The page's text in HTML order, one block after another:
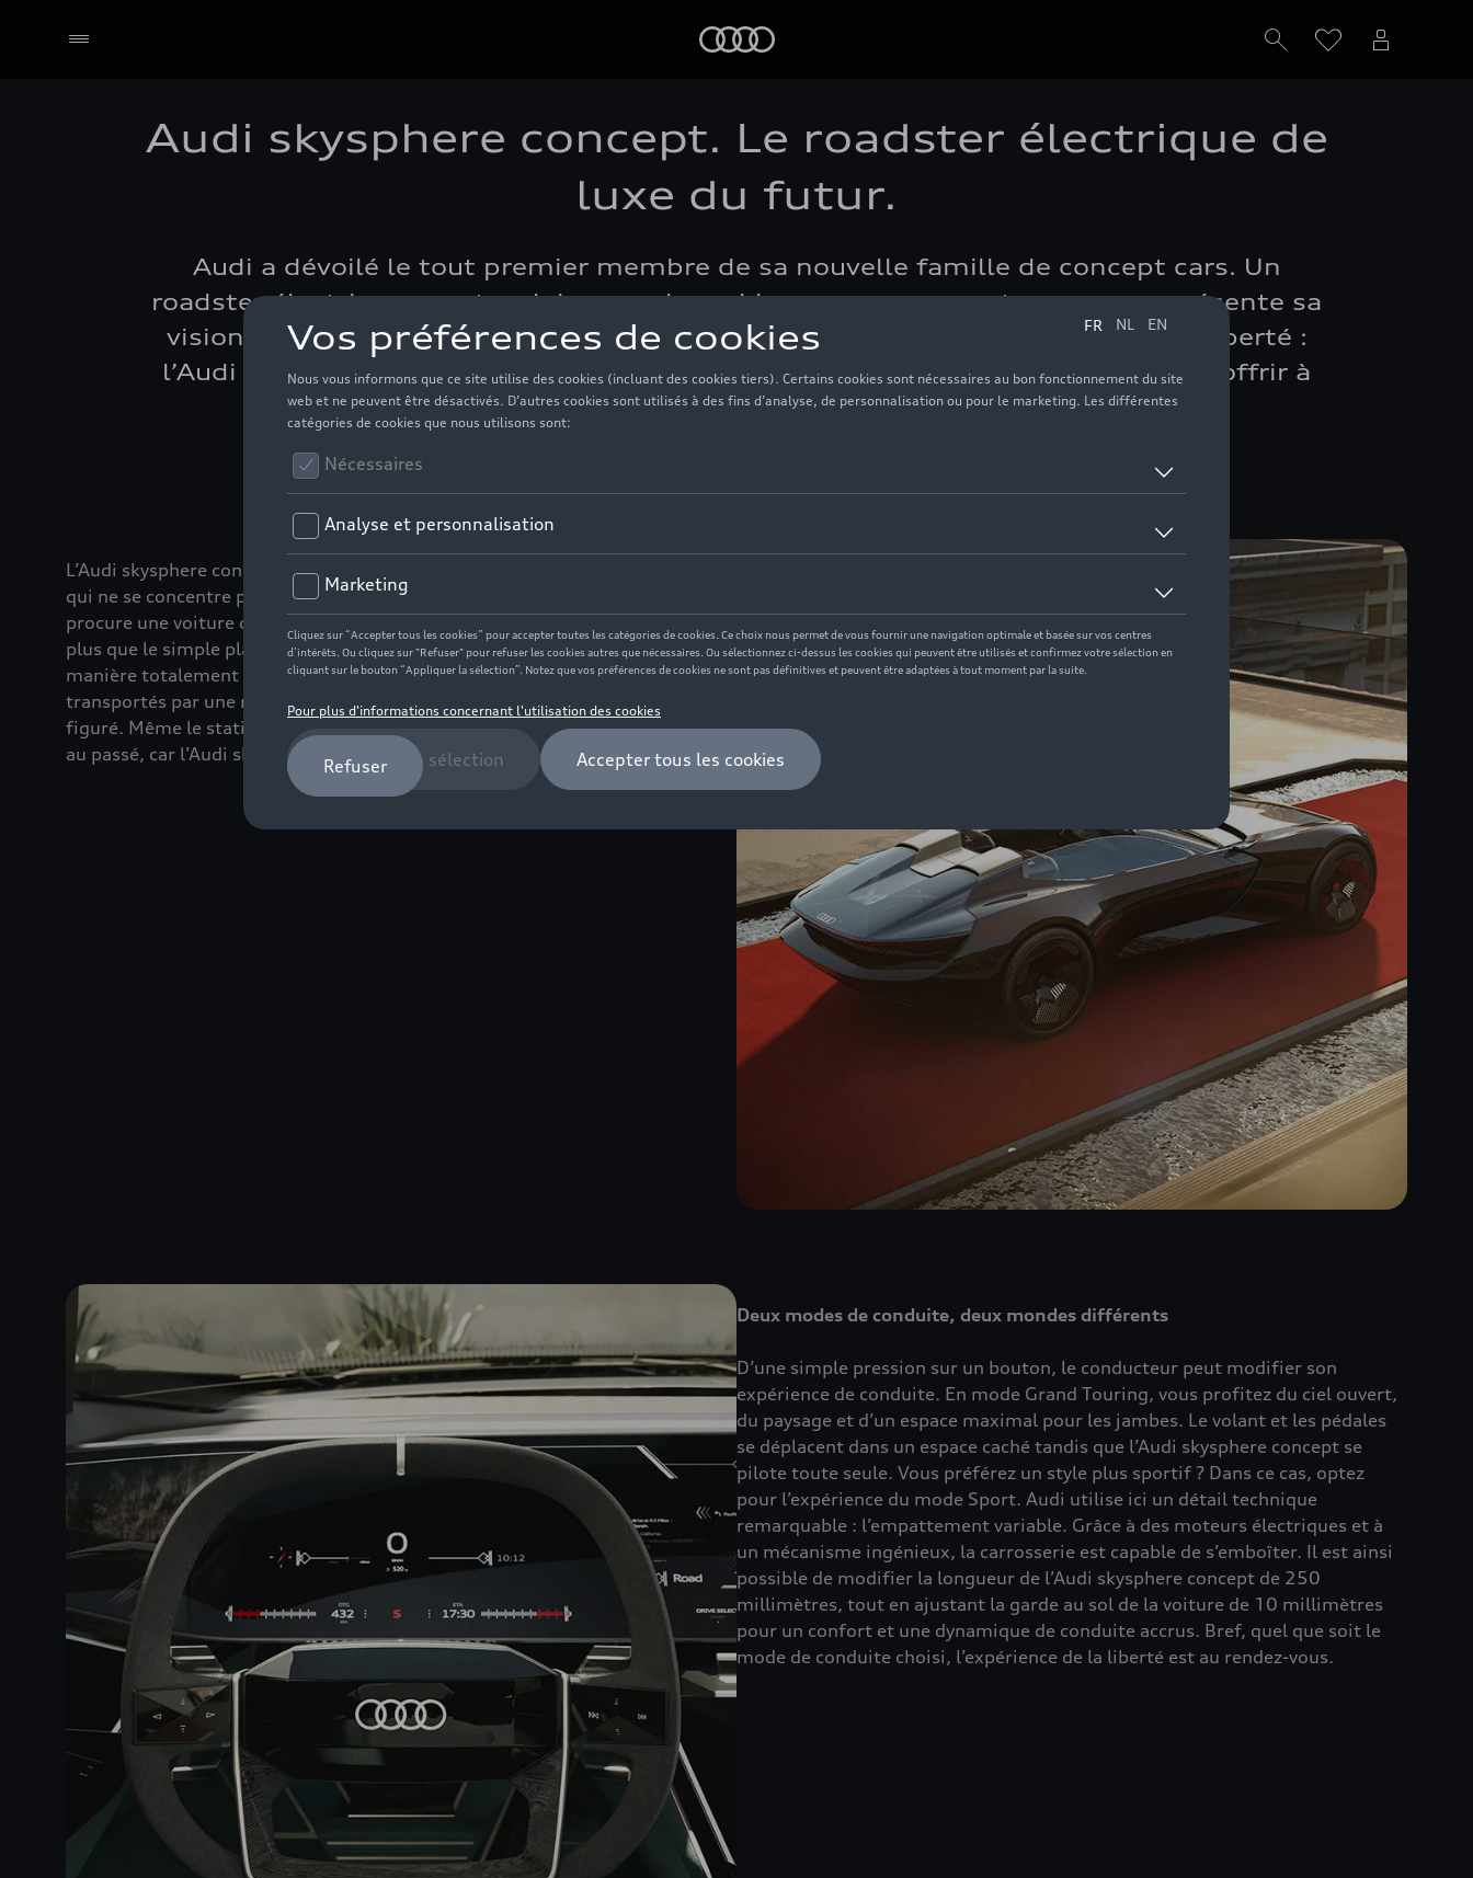
Audi skysphere concept. Le roadster électrique de
luxe du futur.
Audi a dévoilé le tout premier membre de sa nouvelle famille de concept cars. Un
roadster électrique spectaculaire avec lequel la marque aux quatre anneaux présente sa
vision progressiste du futur. Un concept car qui respire le design, le luxe et la liberté :
l’Audi skysphere concept. Ce roadster 2 portes a été conçu dans un but précis : offrir à
ses passagers des expériences captivantes de classe planétaire.
L’Audi skysphere concept ouvre la porte vers un nouveau monde. Un univers
qui ne se concentre pas seulement sur la conduite, mais sur l’expérience que
procure une voiture de luxe. Parce que l’Audi skysphere concept offre bien
plus que le simple plaisir de conduire… Elle passe prendre ses passagers - de
manière totalement autonome - à l’endroit où ils se trouvent. Vous voilà
transportés par une nouvelle forme de mobilité, au sens propre comme au
figuré. Même le stationnement et la recharge de votre voiture appartiennent
au passé, car l’Audi skysphere concept s’en charge elle-même.
Deux modes de conduite, deux mondes différents
D’une simple pression sur un bouton, le conducteur peut modifier son
expérience de conduite. En mode Grand Touring, vous profitez du ciel ouvert,
du paysage et d’un espace maximal pour les jambes. Le volant et les pédales
se déplacent dans un espace caché tandis que l’Audi skysphere concept se
pilote toute seule. Vous préférez un style plus sportif ? Dans ce cas, optez
pour l’expérience du mode Sport. Audi utilise ici un détail technique
remarquable : l’empattement variable. Grâce à des moteurs électriques et à
un mécanisme ingénieux, la carrosserie est capable de s’emboîter. Il est ainsi
possible de modifier la longueur de l’Audi skysphere concept de 250
millimètres, tout en ajustant la garde au sol de la voiture de 10 millimètres
pour un confort et une dynamique de conduite accrus. Bref, quel que soit le
mode de conduite choisi, l’expérience de la liberté est au rendez-vous.